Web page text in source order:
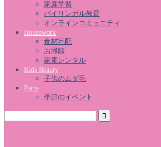
家庭学習
バイリンガル教育
オンラインコミュニティ
Housework
食材宅配
お掃除
家電レンタル
Kids Beauty
子供のムダ毛
Party
季節のイベント